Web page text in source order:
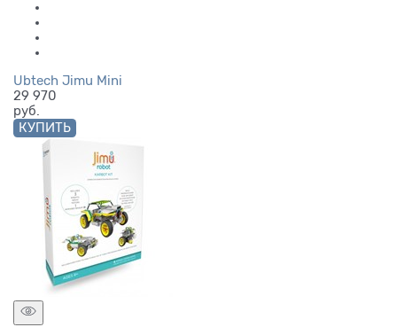
Ubtech Jimu Mini
29 970
руб.
КУПИТЬ